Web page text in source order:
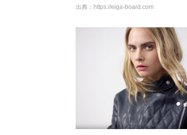
出典： https://eiga-board.com